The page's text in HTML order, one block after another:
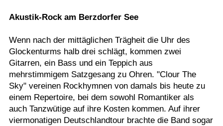
Akustik-Rock am Berzdorfer See
Wenn nach der mittäglichen Trägheit die Uhr des
Glockenturms halb drei schlägt, kommen zwei
Gitarren, ein Bass und ein Teppich aus
mehrstimmigem Satzgesang zu Ohren. "Clour The
Sky" vereinen Rockhymnen von damals bis heute zu
einem Repertoire, bei dem sowohl Romantiker als
auch Tanzwütige auf ihre Kosten kommen. Auf ihrer
viermonatigen Deutschlandtour brachte die Band sogar